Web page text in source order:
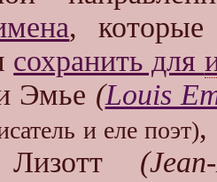
,
сохранить для
Эмье (Louis
и еле поэт),
Лизотт